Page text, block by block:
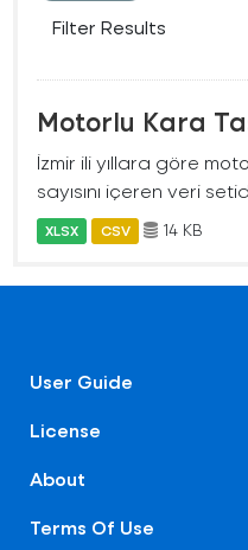
Filter Results
Motorlu Kara
İzmir ili yıllara göre
sayısını içeren veri
XLSX CSV 14 KB
User Guide
License
About
Terms Of Use